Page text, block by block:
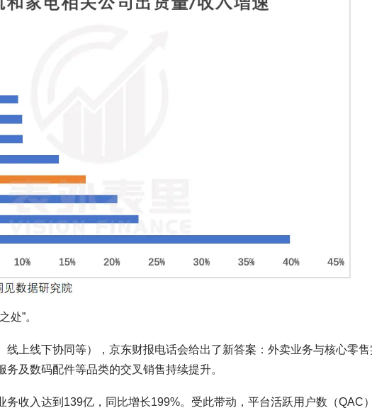
处”。
线上线下协同等），京东财报电话会给出了新答案：外卖业务与核心零售
及数码配件等品类的交叉销售持续提升。
务收入达到139亿，同比增长199%。受此带动，平台活跃用户数（QAC